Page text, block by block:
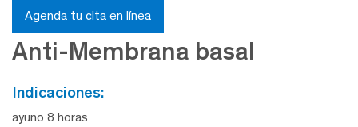
Anti-Membrana basal
indicaciones:
ayuno 8 horas
Agenda tu cita en línea